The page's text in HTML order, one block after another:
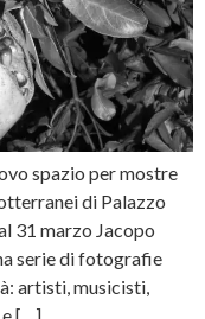
spazio per mostre
di Palazzo
31 marzo Jacopo
serie di fotografie
artisti, musicisti,